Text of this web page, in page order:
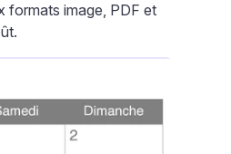
formats image, PDF et